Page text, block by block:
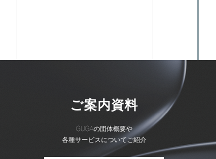
ご案内資料
GUGAの団体概要や
各種サービスについてご紹介